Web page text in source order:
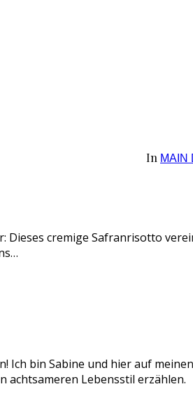
In MAIN
Dieses cremige Safranrisotto
Ich bin Sabine und hier auf
achtsameren Lebensstil erzählen.